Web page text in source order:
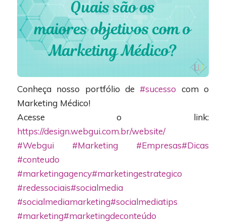
Conheça nosso portfólio de #sucesso com o
Marketing Médico!
Acesse o link:
https://design.webgui.com.br/website/
#Webgui
#Marketing #Empresas#Dicas
#conteudo
#marketingagency#marketingestrategico
#redessociais#socialmedia
#socialmediamarketing#socialmediatips
#marketing#marketingdeconteúdo